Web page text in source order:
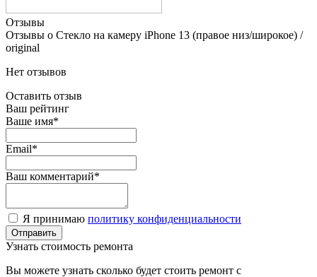
Отзывы
Отзывы о Стекло на камеру iPhone 13 (правое низ/широкое) /
original
Нет отзывов
Оставить отзыв
Ваш рейтинг
Ваше имя*
Email*
Ваш комментарий*
Я принимаю политику конфиденциальности
Узнать стоимость ремонта
Вы можете узнать сколько будет стоить ремонт с